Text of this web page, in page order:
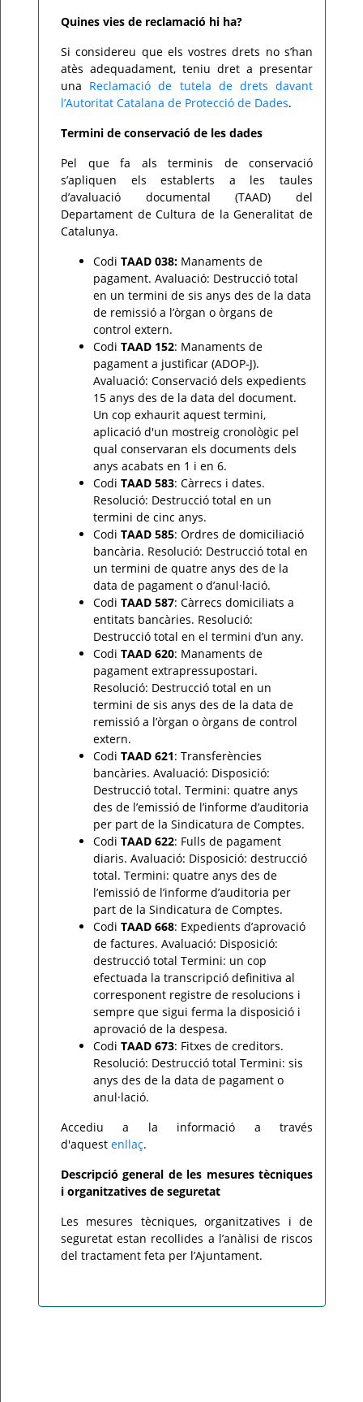
Quines vies de reclamació hi ha?
Si considereu que els vostres drets no s’han
atès adequadament, teniu dret a presentar
una Reclamació de tutela de drets davant
l’Autoritat Catalana de Protecció de Dades.
Termini de conservació de les dades
Pel que fa als terminis de conservació
s’apliquen els establerts a les taules
d’avaluació documental (TAAD) del
Departament de Cultura de la Generalitat de
Catalunya.
Codi TAAD 038: Manaments de
pagament. Avaluació: Destrucció total
en un termini de sis anys des de la data
de remissió a l’òrgan o òrgans de
control extern.
Codi TAAD 152: Manaments de
pagament a justificar (ADOP-J).
Avaluació: Conservació dels expedients
15 anys des de la data del document.
Un cop exhaurit aquest termini,
aplicació d'un mostreig cronològic pel
qual conservaran els documents dels
anys acabats en 1 i en 6.
Codi TAAD 583: Càrrecs i dates.
Resolució: Destrucció total en un
termini de cinc anys.
Codi TAAD 585: Ordres de domiciliació
bancària. Resolució: Destrucció total en
un termini de quatre anys des de la
data de pagament o d’anul·lació.
Codi TAAD 587: Càrrecs domiciliats a
entitats bancàries. Resolució:
Destrucció total en el termini d’un any.
Codi TAAD 620: Manaments de
pagament extrapressupostari.
Resolució: Destrucció total en un
termini de sis anys des de la data de
remissió a l’òrgan o òrgans de control
extern.
Codi TAAD 621: Transferències
bancàries. Avaluació: Disposició:
Destrucció total. Termini: quatre anys
des de l’emissió de l’informe d’auditoria
per part de la Sindicatura de Comptes.
Codi TAAD 622: Fulls de pagament
diaris. Avaluació: Disposició: destrucció
total. Termini: quatre anys des de
l’emissió de l’informe d’auditoria per
part de la Sindicatura de Comptes.
Codi TAAD 668: Expedients d’aprovació
de factures. Avaluació: Disposició:
destrucció total Termini: un cop
efectuada la transcripció definitiva al
corresponent registre de resolucions i
sempre que sigui ferma la disposició i
aprovació de la despesa.
Codi TAAD 673: Fitxes de creditors.
Resolució: Destrucció total Termini: sis
anys des de la data de pagament o
anul·lació.
Accediu a la informació a través
d'aquest enllaç.
Descripció general de les mesures tècniques
i organitzatives de seguretat
Les mesures tècniques, organitzatives i de
seguretat estan recollides a l’anàlisi de riscos
del tractament feta per l’Ajuntament.